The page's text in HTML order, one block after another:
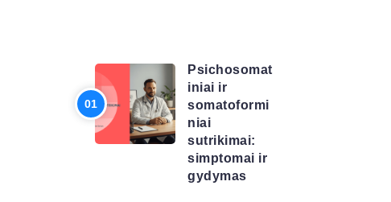
Psichosomat
iniai ir
somatoformi
niai
sutrikimai:
simptomai ir
gydymas